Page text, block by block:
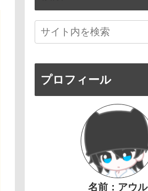
プロフィール
名前：アウル